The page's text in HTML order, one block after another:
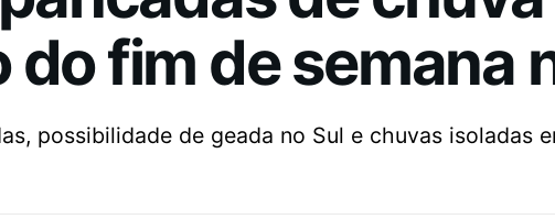
fim de semana
possibilidade de geada no Sul e chuvas isoladas